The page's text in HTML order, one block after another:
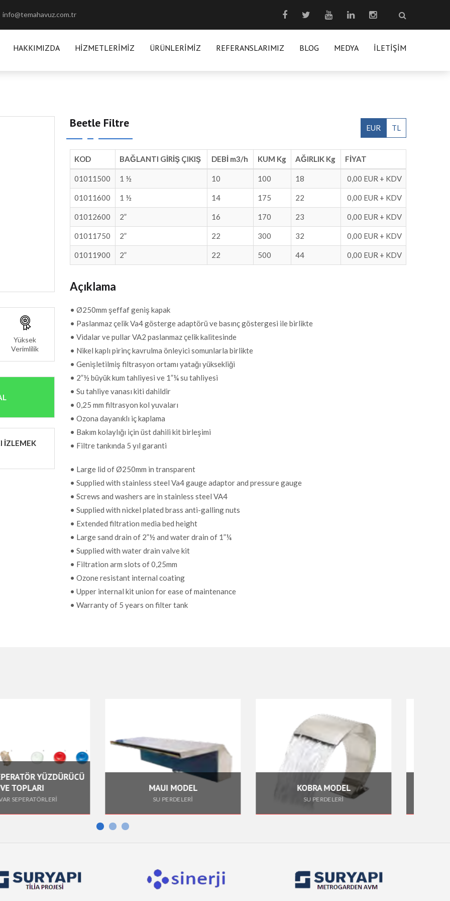
info@temahavuz.com.tr
HAKKIMIZDA HIZMETLERIMIZ ÜRÜNLERIMIZ REFERANSLARIMIZ BLOG MEDYA İLETIŞIM
Yüksek
Verimlilik
İZLEMEK
Beetle Filtre EUR TL
KOD BAĞLANTI GİRİŞ ÇIKIŞ DEBİ m3/h KUM Kg AĞIRLIK Kg FİYAT
01011500 1 ½ 10 100 18 0,00 EUR + KDV
01011600 1 ½ 14 175 22 0,00 EUR + KDV
01012600 2” 16 170 23 0,00 EUR + KDV
01011750 2” 22 300 32 0,00 EUR + KDV
01011900 2” 22 500 44 0,00 EUR + KDV
Açıklama
• Ø250mm şeffaf geniş kapak
• Paslanmaz çelik Va4 gösterge adaptörü ve basınç göstergesi ile birlikte
• Vidalar ve pullar VA2 paslanmaz çelik kalitesinde
• Nikel kaplı pirinç kavrulma önleyici somunlarla birlikte
• Genişletilmiş filtrasyon ortamı yatağı yüksekliği
• 2”½ büyük kum tahliyesi ve 1”¼ su tahliyesi
• Su tahliye vanası kiti dahildir
• 0,25 mm filtrasyon kol yuvaları
• Ozona dayanıklı iç kaplama
• Bakım kolaylığı için üst dahili kit birleşimi
• Filtre tankında 5 yıl garanti
• Large lid of Ø250mm in transparent
• Supplied with stainless steel Va4 gauge adaptor and pressure gauge
• Screws and washers are in stainless steel VA4
• Supplied with nickel plated brass anti-galling nuts
• Extended filtration media bed height
• Large sand drain of 2”½ and water drain of 1”¼
• Supplied with water drain valve kit
• Filtration arm slots of 0,25mm
• Ozone resistant internal coating
• Upper internal kit union for ease of maintenance
• Warranty of 5 years on filter tank
SU PERDELERİ
KOBRA MODEL HALKA SÜS HAVUZU LAMBALARI
SÜS HAVUZU LAMBALARI